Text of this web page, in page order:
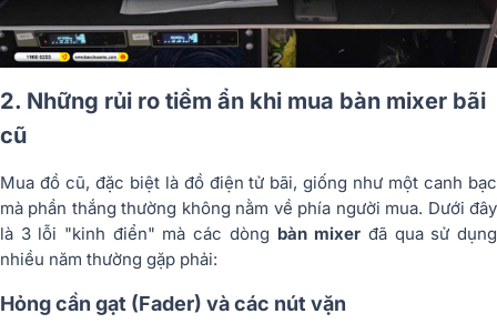
2. Những rủi ro tiềm ẩn khi mua bàn mixer bãi
cũ
Mua đồ cũ, đặc biệt là đồ điện tử bãi, giống như một canh bạc
mà phần thắng thường không nằm về phía người mua. Dưới đây
là 3 lỗi "kinh điển" mà các dòng bàn mixer đã qua sử dụng
nhiều năm thường gặp phải:
Hỏng cần gạt (Fader) và các nút vặn